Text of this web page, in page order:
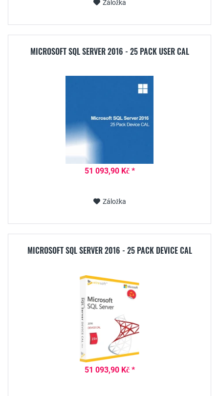
Záložka
MICROSOFT SQL SERVER 2016 - 25 PACK USER CAL
51 093,90 Kč *
Záložka
MICROSOFT SQL SERVER 2016 - 25 PACK DEVICE CAL
51 093,90 Kč *